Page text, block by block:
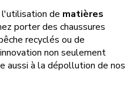
l'utilisation de matières
porter des chaussures
recyclés ou de
non seulement
aussi à la dépollution de nos